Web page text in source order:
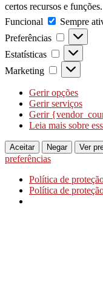
certos recursos e funções.
Funcional
Funcional
Sempre
Preferências
Estatísticas Estatísticas
Marketing Marketing
Gerir opções
Gerir serviços
Gerir
Leia mais sobre
Aceitar Negar Ver
preferências
Política de
Política de